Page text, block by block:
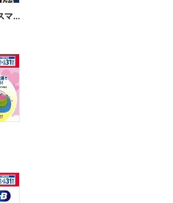
歯間スッキリ!水みがき オーラルスマイル